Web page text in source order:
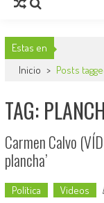
Estas en
Inicio > Posts
TAG:
Carmen Calvo
plancha’
Política Videos